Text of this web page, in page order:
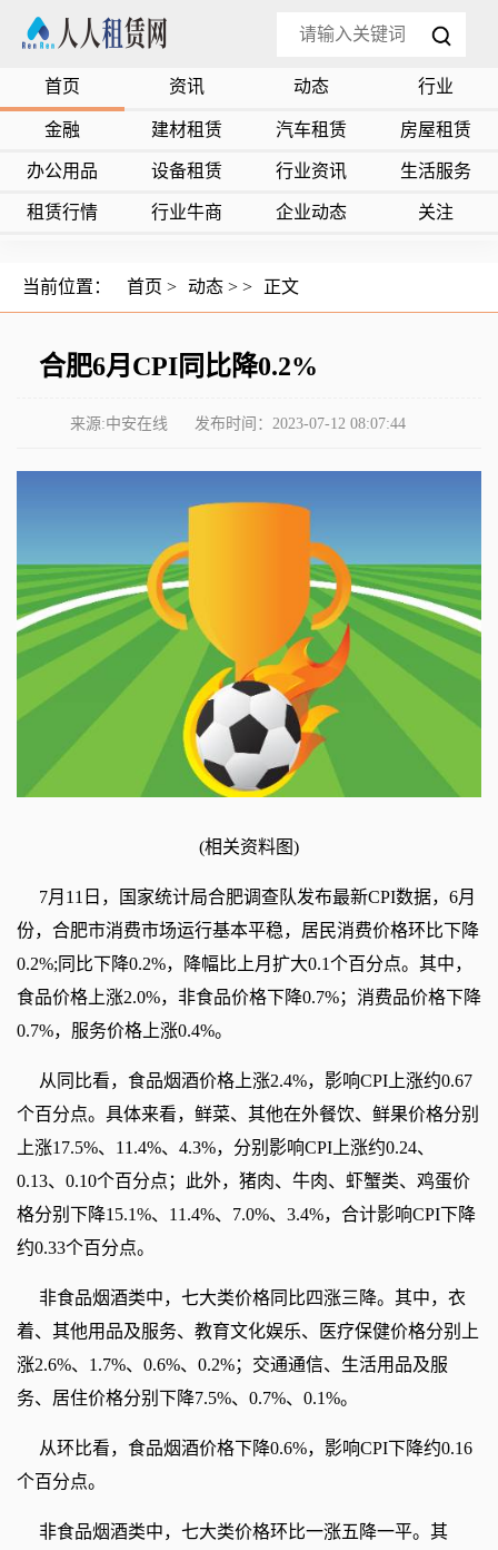
首页 资讯 动态 行业
金融 建材租赁 汽车租赁 房屋租赁
办公用品 设备租赁 行业资讯 生活服务
租赁行情 行业牛商 企业动态 关注
当前位置： 首页 > 动态 > > 正文
合肥6月CPI同比降0.2%
来源:中安在线 发布时间：2023-07-12 08:07:44
(相关资料图)
7月11日，国家统计局合肥调查队发布最新CPI数据，6月
份，合肥市消费市场运行基本平稳，居民消费价格环比下降
0.2%;同比下降0.2%，降幅比上月扩大0.1个百分点。其中，
食品价格上涨2.0%，非食品价格下降0.7%；消费品价格下降
0.7%，服务价格上涨0.4%。
从同比看，食品烟酒价格上涨2.4%，影响CPI上涨约0.67
个百分点。具体来看，鲜菜、其他在外餐饮、鲜果价格分别
上涨17.5%、11.4%、4.3%，分别影响CPI上涨约0.24、
0.13、0.10个百分点；此外，猪肉、牛肉、虾蟹类、鸡蛋价
格分别下降15.1%、11.4%、7.0%、3.4%，合计影响CPI下降
约0.33个百分点。
非食品烟酒类中，七大类价格同比四涨三降。其中，衣
着、其他用品及服务、教育文化娱乐、医疗保健价格分别上
涨2.6%、1.7%、0.6%、0.2%；交通通信、生活用品及服
务、居住价格分别下降7.5%、0.7%、0.1%。
从环比看，食品烟酒价格下降0.6%，影响CPI下降约0.16
个百分点。
非食品烟酒类中，七大类价格环比一涨五降一平。其